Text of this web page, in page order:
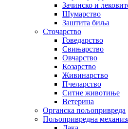
Зачинско и
Шумарство
Заштита биља
Сточарство
Говедарство
Свињарство
Овчарство
Козарство
Живинарство
Пчеларство
Ситне животиње
Ветерина
Органска пољопривреда
Пољопривредна